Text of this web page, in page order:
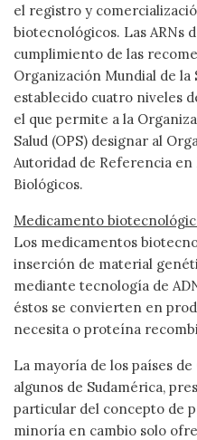
el registro y
biotecnológicos. Las ARNs
cumplimiento de las
Organización Mundial de la
establecido cuatro niveles
el que permite a la
Salud (OPS) designar al
Autoridad de Referencia
Biológicos.
Medicamento
Los medicamentos
inserción de material
mediante tecnología de
éstos se convierten en
necesita o proteína
La mayoría de los países
algunos de Sudamérica,
particular del concepto de
minoría en cambio solo